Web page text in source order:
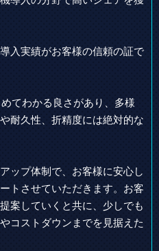
入実績がお客様の信頼の証で
てわかる良さがあり、多様
耐久性、折精度には絶対的な
ップ体制で、お客様に安心し
トさせていただきます。お客
案していくと共に、少しでも
コストダウンまでを見据えた